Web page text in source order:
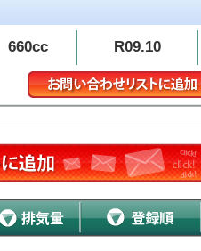
660cc R09.10